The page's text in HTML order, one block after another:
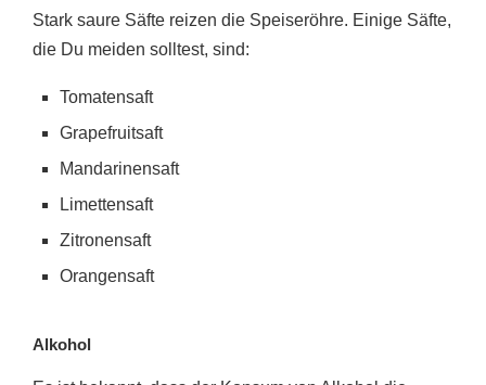
Stark saure Säfte reizen die Speiseröhre. Einige Säfte,
die Du meiden solltest, sind:
Tomatensaft
Grapefruitsaft
Mandarinensaft
Limettensaft
Zitronensaft
Orangensaft
Alkohol